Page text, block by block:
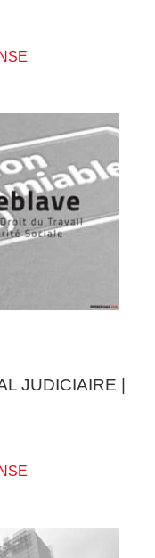
JUDICIAIRE |